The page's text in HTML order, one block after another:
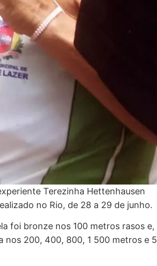
Terezinha Hettenhausen
no Rio, de 28 a 29 de junho.
foi bronze nos 100 metros rasos e,
nos 200, 400, 800, 1 500 metros e 5